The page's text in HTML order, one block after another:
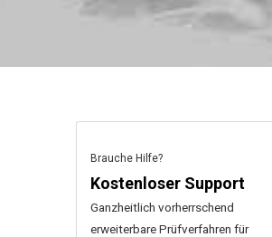
Brauche Hilfe?
Kostenloser Support
Ganzheitlich vorherrschend
erweiterbare Prüfverfahren für